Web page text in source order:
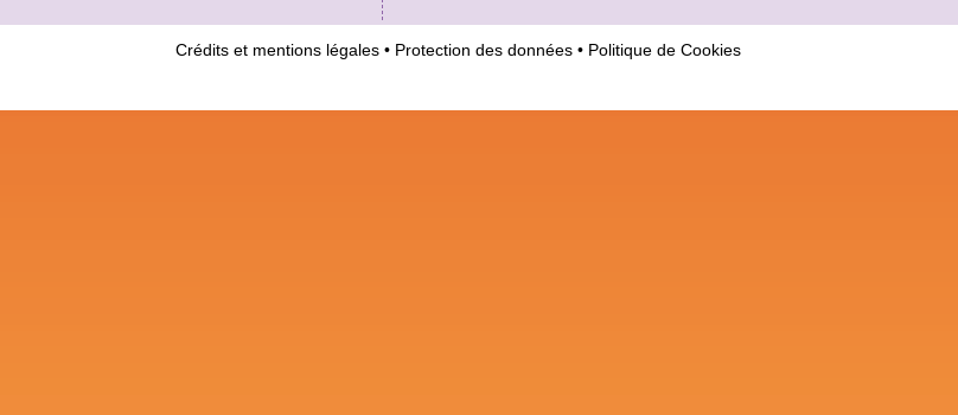
Crédits et mentions légales • Protection des données • Politique de Cookies